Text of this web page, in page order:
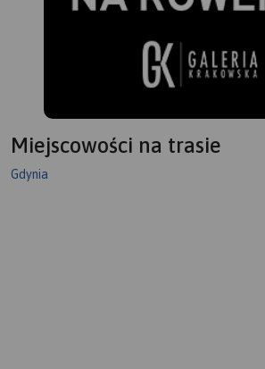
Miejscowości na trasie
Gdynia